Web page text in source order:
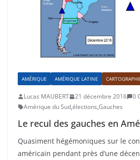
AMÉRIQUE AMÉRIQUE LATINE
Lucas MAUBERT 21 décembre 2016
0
Amérique du Sud,élections,Gauches
Le recul des gauches en
Quasiment hégémoniques sur le
américain pendant près d’une